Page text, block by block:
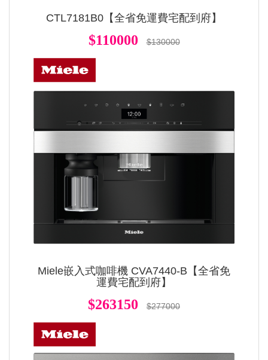
CTL7181B0【全省免運費宅配到府】
$110000 $130000
Miele嵌入式咖啡機 CVA7440-B【全省免
運費宅配到府】
$263150 $277000